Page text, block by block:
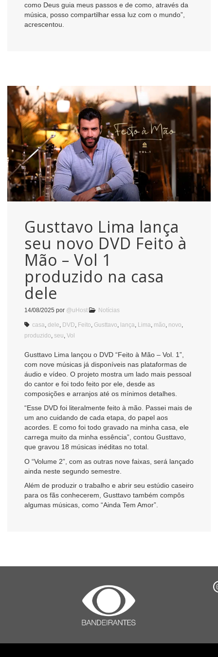
como Deus guia meus passos e de como, através da
música, posso compartilhar essa luz com o mundo”,
acrescentou.
Gusttavo Lima lança
seu novo DVD Feito à
Mão – Vol 1
produzido na casa
dele
14/08/2025 por @uHost Notícias
casa dele DVD Feito Gusttavo lança Lima mão novo
produzido seu Vol
Gusttavo Lima lançou o DVD “Feito à Mão – Vol. 1”,
com nove músicas já disponíveis nas plataformas de
áudio e vídeo. O projeto mostra um lado mais pessoal
do cantor e foi todo feito por ele, desde as
composições e arranjos até os mínimos detalhes.
“Esse DVD foi literalmente feito à mão. Passei mais de
um ano cuidando de cada etapa, do papel aos
acordes. E como foi todo gravado na minha casa, ele
carrega muito da minha essência”, contou Gusttavo,
que gravou 18 músicas inéditas no total.
O “Volume 2”, com as outras nove faixas, será lançado
ainda neste segundo semestre.
Além de produzir o trabalho e abrir seu estúdio caseiro
para os fãs conhecerem, Gusttavo também compôs
algumas músicas, como “Ainda Tem Amor”.